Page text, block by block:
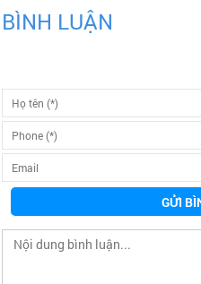
BÌNH LUẬN
GỬI